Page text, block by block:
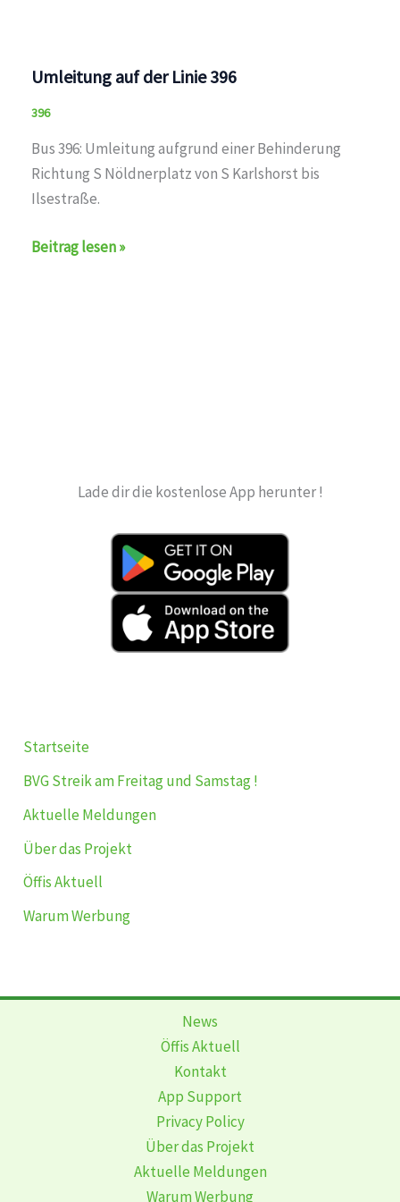
Umleitung auf der Linie 396
396
Bus 396: Umleitung aufgrund einer Behinderung
Richtung S Nöldnerplatz von S Karlshorst bis
Ilsestraße.
Umleitung
Beitrag lesen »
Lade dir die kostenlose App herunter !
Startseite
BVG Streik am Freitag und Samstag !
Aktuelle Meldungen
Über das Projekt
Öffis Aktuell
Warum Werbung
News
Öffis Aktuell
Kontakt
App Support
Privacy Policy
Über das Projekt
Aktuelle Meldungen
Warum Werbung